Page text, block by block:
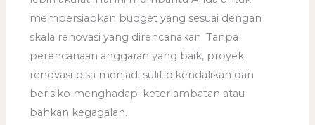
mempersiapkan budget yang sesuai dengan
skala renovasi yang direncanakan. Tanpa
perencanaan anggaran yang baik, proyek
renovasi bisa menjadi sulit dikendalikan dan
berisiko menghadapi keterlambatan atau
bahkan kegagalan.